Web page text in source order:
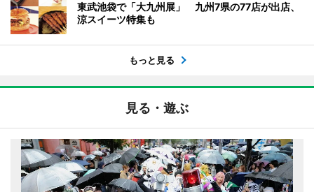
東武池袋で「大九州展」 九州7県の77店が出店、
涼スイーツ特集も
もっと見る
見る・遊ぶ